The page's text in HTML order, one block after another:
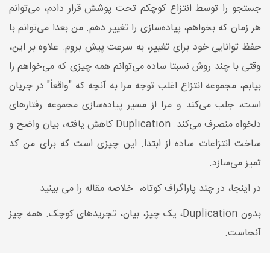
جستجو را توسط انتزاع کوچکم تحت پوشش قرار دادم، می‌توانم
هر زمان که بخواهم، پیاده‌سازی را تغییر دهم. من بعدا می‌توانم با
حفظ توانایی خود برای تغییر، به سرعت پیش بروم. علاوه بر این،
وقتی با چند روش نسبتا ساده می‌توانم همه چیزی که می‌خواهم را
بیابم، مجموعه انتزاع اغلب توجه مرا به آنچه که "واقعاً" در جریان
است، جلب می‌کند و مرا از مسیر پیاده‌سازی مجموعه رفتارهای
دلخواه منصرف می‌کند. Duplication کاهش یافته، بیان واضح و
ساخت انتزاعات ساده از ابتدا. این چیزی است که برای من کد
تمیز می‌سازد.
در اینجا، در چند پاراگراف کوتاه، خلاصه مقاله را می بینید
بدون Duplication، یک چیز، بیان، تجریدهای کوچک. همه چیز
آنجاست.